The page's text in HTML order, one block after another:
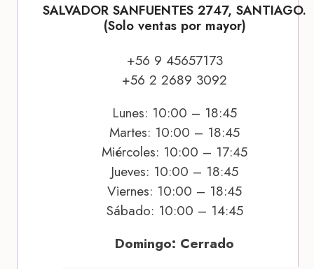
SALVADOR SANFUENTES 2747, SANTIAGO.
(Solo ventas por mayor)
+56 9 45657173
+56 2 2689 3092
Lunes: 10:00 – 18:45
Martes: 10:00 – 18:45
Miércoles: 10:00 – 17:45
Jueves: 10:00 – 18:45
Viernes: 10:00 – 18:45
Sábado: 10:00 – 14:45
Domingo: Cerrado